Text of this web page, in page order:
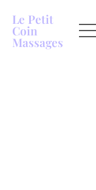
Le Petit
Coin
Massages